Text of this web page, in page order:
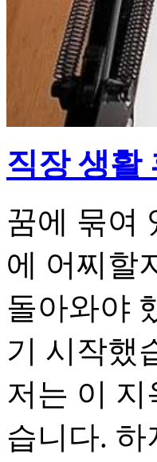
직장 생활
꿈에 묶여
에 어찌할
돌아와야
기 시작했
저는 이
습니다.